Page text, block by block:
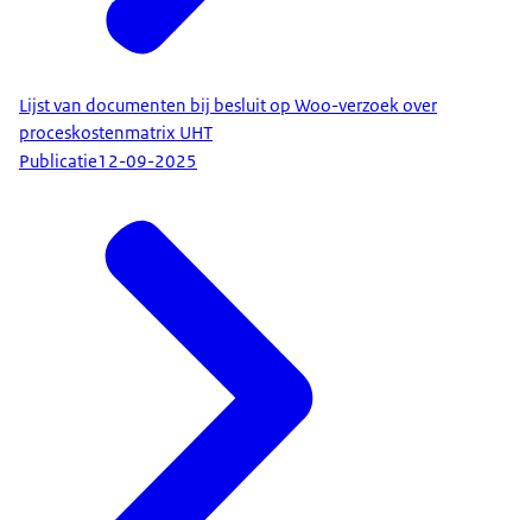
Lijst van documenten bij besluit op Woo-verzoek over
proceskostenmatrix UHT
Publicatie12-09-2025